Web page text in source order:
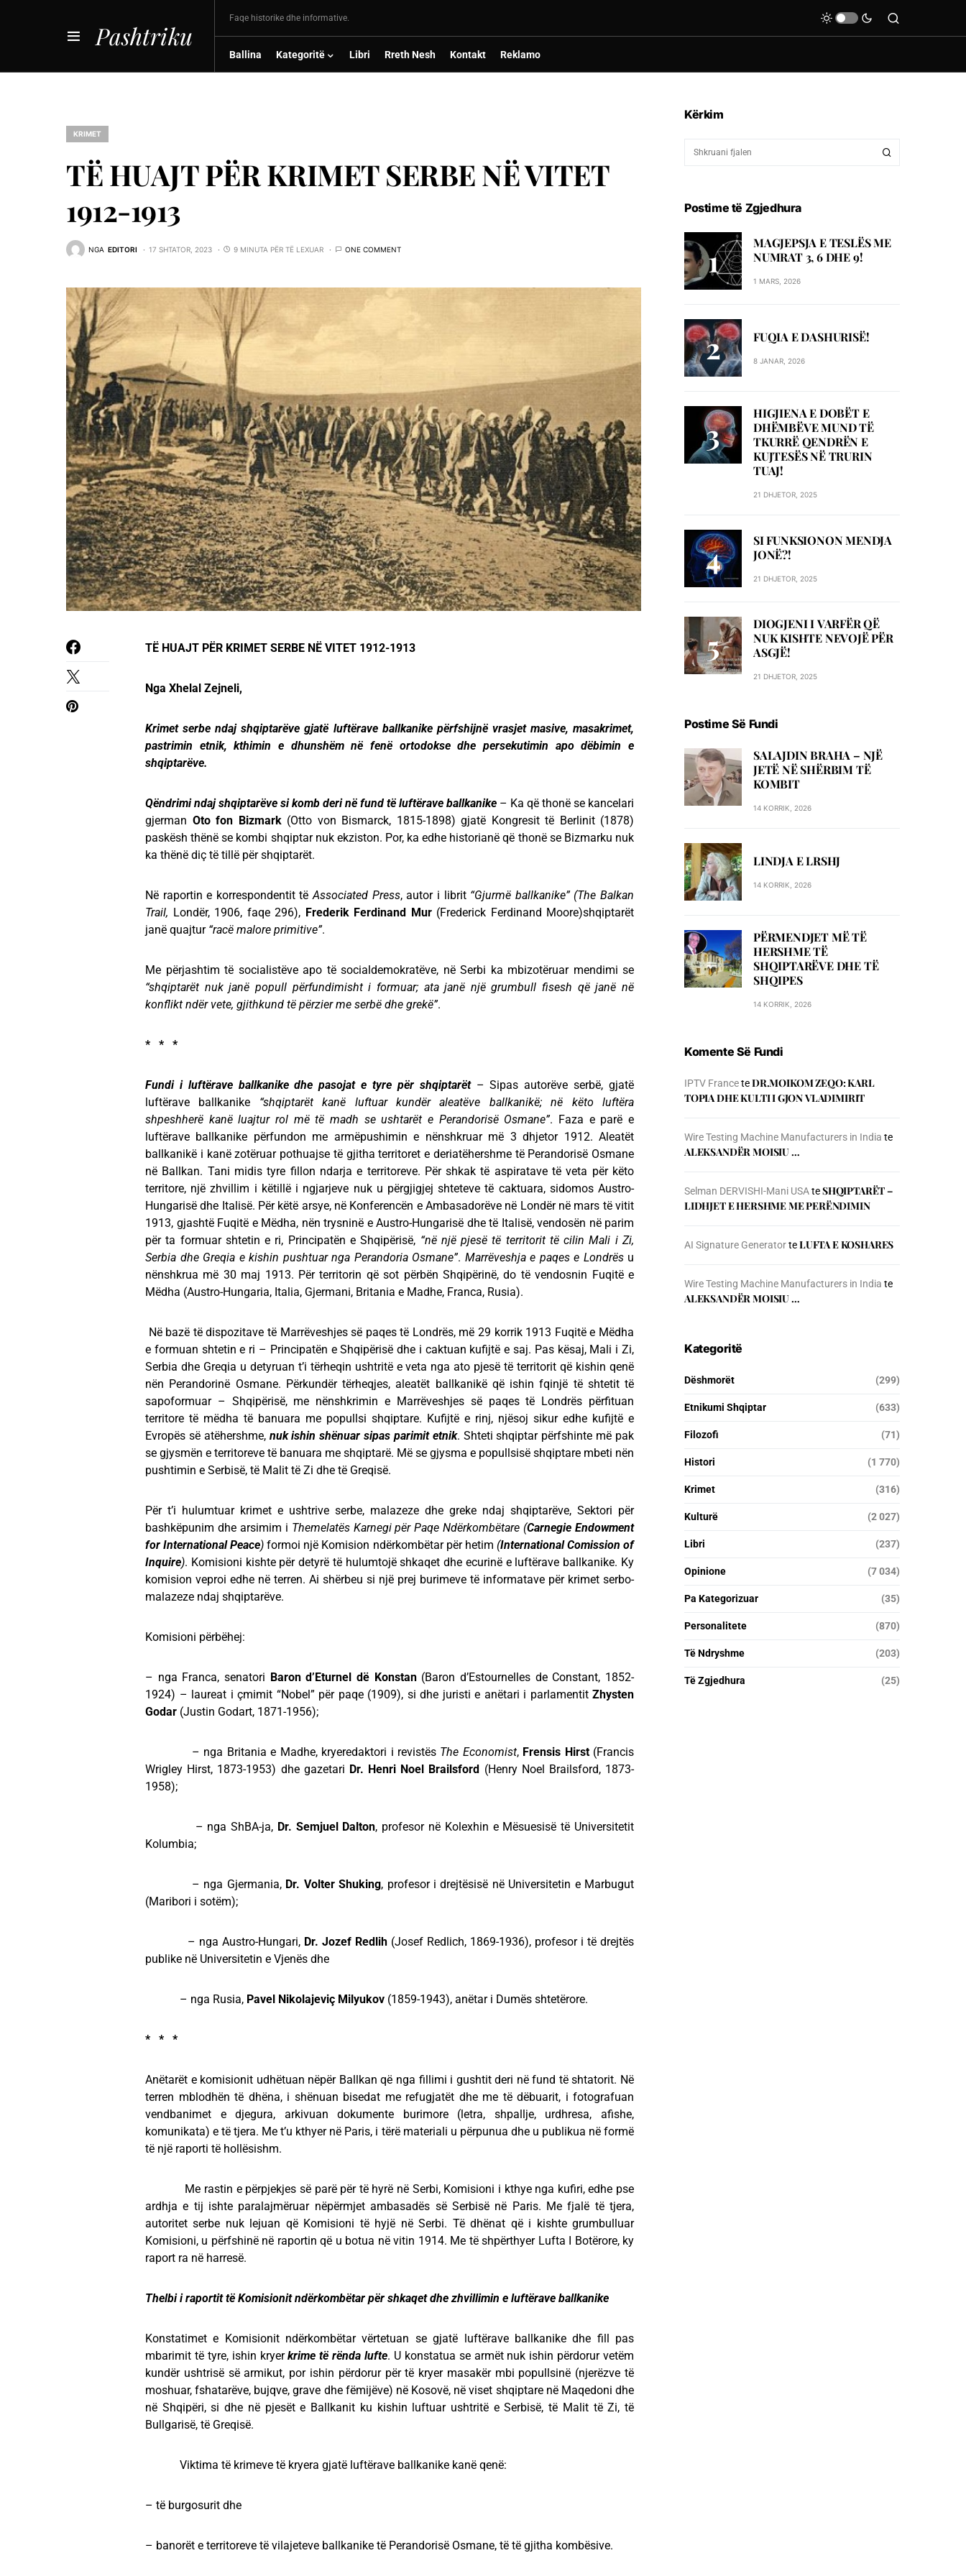
Pashtriku
Faqe historike dhe informative.
Ballina Kategoritë Libri Rreth Nesh Kontakt Reklamo
KRIMET
TË HUAJT PËR KRIMET SERBE NË VITET
1912-1913
NGA EDITORI 17 SHTATOR, 2023 9 MINUTA PËR TË LEXUAR ONE COMMENT
TË HUAJT PËR KRIMET SERBE NË VITET 1912-1913
Nga Xhelal Zejneli,
Krimet serbe ndaj shqiptarëve gjatë luftërave ballkanike përfshijnë vrasjet masive, masakrimet,
pastrimin etnik, kthimin e dhunshëm në fenë ortodokse dhe persekutimin apo dëbimin e
shqiptarëve.
Qëndrimi ndaj shqiptarëve si komb deri në fund të luftërave ballkanike – Ka që thonë se kancelari
gjerman Oto fon Bizmark (Otto von Bismarck, 1815-1898) gjatë Kongresit të Berlinit (1878)
paskësh thënë se kombi shqiptar nuk ekziston. Por, ka edhe historianë që thonë se Bizmarku nuk
ka thënë diç të tillë për shqiptarët.
Në raportin e korrespondentit tëAssociated Press, autor i librit “Gjurmë ballkanike” (The Balkan
Trail, Londër, 1906, faqe 296), Frederik Ferdinand Mur (Frederick Ferdinand Moore)shqiptarët
janë quajtur “racë malore primitive”.
Me përjashtim të socialistëve apo të socialdemokratëve, në Serbi ka mbizotëruar mendimi se
“shqiptarët nuk janë popull përfundimisht i formuar; ata janë një grumbull fisesh që janë në
konflikt ndër vete, gjithkund të përzier me serbë dhe grekë”.
* * *
Fundi i luftërave ballkanike dhe pasojat e tyre për shqiptarët – Sipas autorëve serbë, gjatë
luftërave ballkanike “shqiptarët
kanë luftuar kundër aleatëve ballkanikë; në këto luftëra
shpeshherë kanë luajtur rol më të madh se ushtarët e Perandorisë Osmane”. Faza e parë e
luftërave ballkanike përfundon me armëpushimin e nënshkruar më 3 dhjetor 1912. Aleatët
ballkanikë i kanë zotëruar pothuajse të gjitha territoret e deriatëhershme të Perandorisë Osmane
në Ballkan. Tani midis tyre fillon ndarja e territoreve. Për shkak të aspiratave të veta për këto
territore, një zhvillim i këtillë i ngjarjeve nuk u përgjigjej shteteve të caktuara, sidomos Austro-
Hungarisë dhe Italisë. Për këtë arsye, në Konferencën e Ambasadorëve në Londër në mars të vitit
1913, gjashtë Fuqitë e Mëdha, nën trysninë e Austro-Hungarisë dhe të Italisë, vendosën në parim
për ta formuar shtetin e ri, Principatën e Shqipërisë, “në një pjesë të territorit të cilin Mali i Zi,
Serbia dhe Greqia e kishin pushtuar nga Perandoria Osmane”. Marrëveshja e paqes e Londrësu
nënshkrua më 30 maj 1913. Për territorin që sot përbën Shqipërinë, do të vendosnin Fuqitë e
Mëdha (Austro-Hungaria, Italia, Gjermani, Britania e Madhe, Franca, Rusia).
Në bazë të dispozitave të Marrëveshjes së paqes të Londrës, më 29 korrik 1913 Fuqitë e Mëdha
e formuan shtetin e ri – Principatën e Shqipërisë dhe i caktuan kufijtë e saj. Pas kësaj, Mali i Zi,
Serbia dhe Greqia u detyruan t’i tërheqin ushtritë e veta nga ato pjesë të territorit që kishin qenë
nën Perandorinë Osmane. Përkundër tërheqjes, aleatët ballkanikë që ishin fqinjë të shtetit të
sapoformuar – Shqipërisë, me nënshkrimin e Marrëveshjes së paqes të Londrës përfituan
territore të mëdha të banuara me popullsi shqiptare. Kufijtë e rinj, njësoj sikur edhe kufijtë e
Evropës së atëhershme, nuk ishin shënuar sipas parimit etnik. Shteti shqiptar përfshinte më pak
se gjysmën e territoreve të banuara me shqiptarë. Më se gjysma e popullsisë shqiptare mbeti nën
pushtimin e Serbisë, të Malit të Zi dhe të Greqisë.
Për t’i hulumtuar krimet e ushtrive serbe, malazeze dhe greke ndaj shqiptarëve, Sektori për
bashkëpunim dhe arsimim i Themelatës Karnegi për Paqe Ndërkombëtare (Carnegie Endowment
for International Peace) formoi një Komision ndërkombëtar për hetim (International Comission of
Inquire). Komisioni kishte për detyrë të hulumtojë shkaqet dhe ecurinë e luftërave ballkanike. Ky
komision veproi edhe në terren. Ai shërbeu si një prej burimeve të informatave për krimet serbo-
malazeze ndaj shqiptarëve.
Komisioni përbëhej:
– nga Franca, senatori Baron d’Eturnel dë Konstan (Baron d’Estournelles de Constant, 1852-
1924) – laureat i çmimit “Nobel” për paqe (1909), si dhe juristi e anëtari i parlamentit Zhysten
Godar (Justin Godart, 1871-1956);
– nga Britania e Madhe, kryeredaktori i revistës The Economist, Frensis Hirst (Francis
Wrigley Hirst, 1873-1953) dhe gazetari Dr. Henri Noel Brailsford (Henry Noel Brailsford, 1873-
1958);
– nga ShBA-ja, Dr. Semjuel Dalton, profesor në Kolexhin e Mësuesisë të Universitetit
Kolumbia;
– nga Gjermania, Dr. Volter Shuking, profesor i drejtësisë në Universitetin e Marbugut
(Maribori i sotëm);
– nga Austro-Hungari, Dr. Jozef Redlih (Josef Redlich, 1869-1936), profesor i të drejtës
publike në Universitetin e Vjenës dhe
– nga Rusia, Pavel Nikolajeviç Milyukov (1859-1943), anëtar i Dumës shtetërore.
* * *
Anëtarët e komisionit udhëtuan nëpër Ballkan që nga fillimi i gushtit deri në fund të shtatorit. Në
terren mblodhën të dhëna, i shënuan bisedat me refugjatët dhe me të dëbuarit, i fotografuan
vendbanimet e djegura, arkivuan dokumente burimore (letra, shpallje, urdhresa, afishe,
komunikata) e të tjera. Me t’u kthyer në Paris, i tërë materiali u përpunua dhe u publikua në formë
të një raporti të hollësishm.
Me rastin e përpjekjes së parë për të hyrë në Serbi, Komisioni i kthye nga kufiri, edhe pse
ardhja e tij ishte paralajmëruar nëpërmjet ambasadës së Serbisë në Paris. Me fjalë të tjera,
autoritet serbe nuk lejuan që Komisioni të hyjë në Serbi. Të dhënat që i kishte grumbulluar
Komisioni, u përfshinë në raportin që u botua në vitin 1914. Me të shpërthyer Lufta I Botërore, ky
raport ra në harresë.
Thelbi i raportit të Komisionit ndërkombëtar për shkaqet dhe zhvillimin e luftërave ballkanike
Konstatimet e Komisionit ndërkombëtar vërtetuan se gjatë luftërave ballkanike dhe fill pas
mbarimit të tyre, ishin kryerkrime të rënda lufte. U konstatua se armët nuk ishin përdorur vetëm
kundër ushtrisë së armikut, por ishin përdorur për të kryer masakër mbi popullsinë (njerëzve të
moshuar, fshatarëve, bujqve, grave dhe fëmijëve) në Kosovë, në viset shqiptare në Maqedoni dhe
në Shqipëri, si dhe në pjesët e Ballkanit ku kishin luftuar ushtritë e Serbisë, të Malit të Zi, të
Bullgarisë, të Greqisë.
Viktima të krimeve të kryera gjatë luftërave ballkanike kanë qenë:
– të burgosurit dhe
– banorët e territoreve të vilajeteve ballkanike të Perandorisë Osmane, të të gjitha kombësive.
Kërkim
Postime të Zgjedhura
MAGJEPSJA E TESLËS ME
NUMRAT 3, 6 DHE 9!
1 MARS, 2026
FUQIA E DASHURISË!
8 JANAR, 2026
HIGJIENA E DOBËT E
DHËMBËVE MUND TË
TKURRË QENDRËN E
KUJTESËS NË TRURIN
TUAJ!
21 DHJETOR, 2025
SI FUNKSIONON MENDJA
JONË?!
21 DHJETOR, 2025
DIOGJENI I VARFËR QË
NUK KISHTE NEVOJË PËR
ASGJË!
21 DHJETOR, 2025
Postime Së Fundi
SALAJDIN BRAHA – NJЁ
JETЁ NЁ SHЁRBIM TЁ
KOMBIT
14 KORRIK, 2026
LINDJA E LRSHJ
14 KORRIK, 2026
PËRMENDJET MË TË
HERSHME TË
SHQIPTARËVE DHE TË
SHQIPES
14 KORRIK, 2026
Komente Së Fundi
IPTV FranceteDR.MOIKOM ZEQO: KARL
TOPIA DHE KULTI I GJON VLADIMIRIT
Wire Testing Machine Manufacturers in India te
ALEKSANDËR MOISIU …
Selman DERVISHI-Mani USAteSHQIPTARËT –
LIDHJET E HERSHME ME PERËNDIMIN
AI Signature GeneratorteLUFTA E KOSHARES
Wire Testing Machine Manufacturers in India te
ALEKSANDËR MOISIU …
Kategoritë
Dëshmorët (299)
Etnikumi Shqiptar (633)
Filozofi (71)
Histori (1 770)
Krimet (316)
Kulturë (2 027)
Libri (237)
Opinione (7 034)
Pa Kategorizuar (35)
Personalitete (870)
Të Ndryshme (203)
Të Zgjedhura (25)